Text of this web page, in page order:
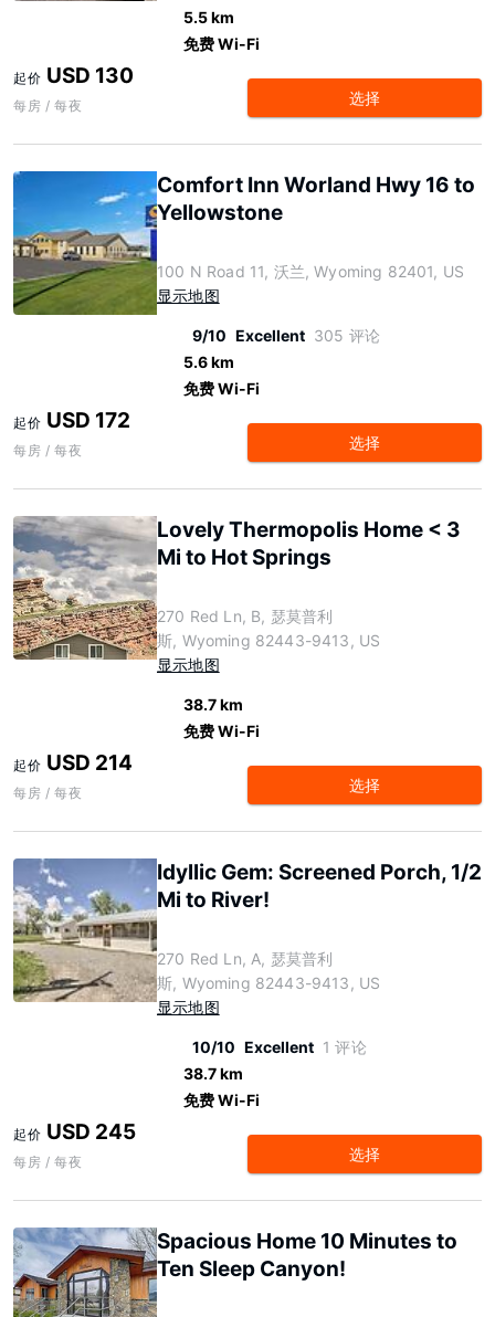
5.5 km
免费 Wi-Fi
起价 USD 130
每房 / 每夜 选择
Comfort Inn Worland Hwy 16 to
Yellowstone
100 N Road 11, 沃兰, Wyoming 82401, US
显示地图
9/10 Excellent 305 评论
5.6 km
免费 Wi-Fi
起价 USD 172
每房 / 每夜 选择
Lovely Thermopolis Home < 3
Mi to Hot Springs
270 Red Ln, B, 瑟莫普利
斯, Wyoming 82443-9413, US
显示地图
38.7 km
免费 Wi-Fi
起价 USD 214
每房 / 每夜 选择
Idyllic Gem: Screened Porch, 1/2
Mi to River!
270 Red Ln, A, 瑟莫普利
斯, Wyoming 82443-9413, US
显示地图
10/10 Excellent 1 评论
38.7 km
免费 Wi-Fi
起价 USD 245
每房 / 每夜 选择
Spacious Home 10 Minutes to
Ten Sleep Canyon!